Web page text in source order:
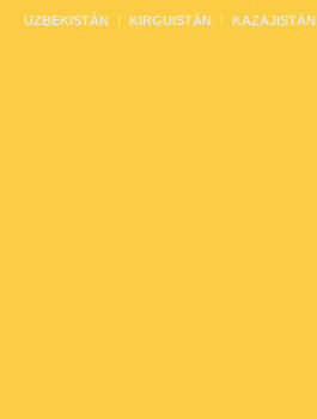
UZBEKISTÁN KIRGUISTÁN KAZAJISTÁN